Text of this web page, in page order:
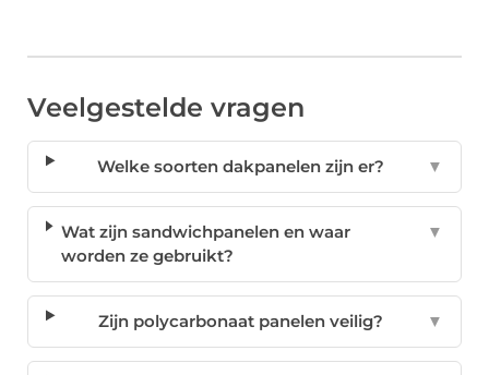
Veelgestelde vragen
Welke soorten dakpanelen zijn er? ▼
Wat zijn sandwichpanelen en waar
worden ze gebruikt?
▼
Zijn polycarbonaat panelen veilig? ▼